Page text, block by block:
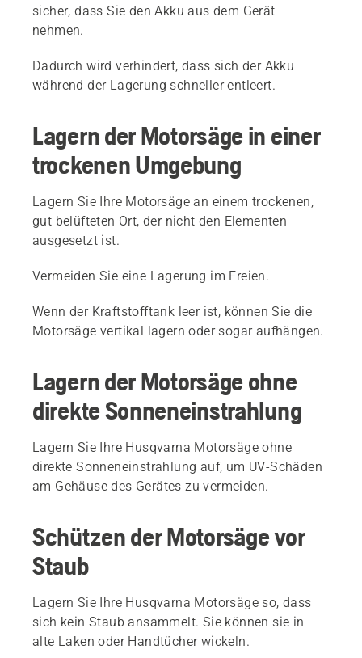
sicher, dass Sie den Akku aus dem Gerät
nehmen.
Dadurch wird verhindert, dass sich der Akku
während der Lagerung schneller entleert.
Lagern der Motorsäge in einer
trockenen Umgebung
Lagern Sie Ihre Motorsäge an einem trockenen,
gut belüfteten Ort, der nicht den Elementen
ausgesetzt ist.
Vermeiden Sie eine Lagerung im Freien.
Wenn der Kraftstofftank leer ist, können Sie die
Motorsäge vertikal lagern oder sogar aufhängen.
Lagern der Motorsäge ohne
direkte Sonneneinstrahlung
Lagern Sie Ihre Husqvarna Motorsäge ohne
direkte Sonneneinstrahlung auf, um UV-Schäden
am Gehäuse des Gerätes zu vermeiden.
Schützen der Motorsäge vor
Staub
Lagern Sie Ihre Husqvarna Motorsäge so, dass
sich kein Staub ansammelt. Sie können sie in
alte Laken oder Handtücher wickeln.